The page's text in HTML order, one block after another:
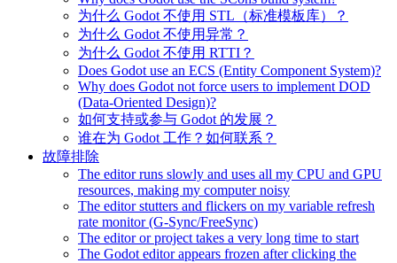
为什么 Godot 不使用 STL（标准模板库）？
为什么 Godot 不使用异常？
为什么 Godot 不使用 RTTI？
Does Godot use an ECS (Entity Component System)?
Why does Godot not force users to implement DOD
(Data-Oriented Design)?
如何支持或参与 Godot 的发展？
谁在为 Godot 工作？如何联系？
故障排除
The editor runs slowly and uses all my CPU and GPU
resources, making my computer noisy
The editor stutters and flickers on my variable refresh
rate monitor (G-Sync/FreeSync)
The editor or project takes a very long time to start
The Godot editor appears frozen after clicking the